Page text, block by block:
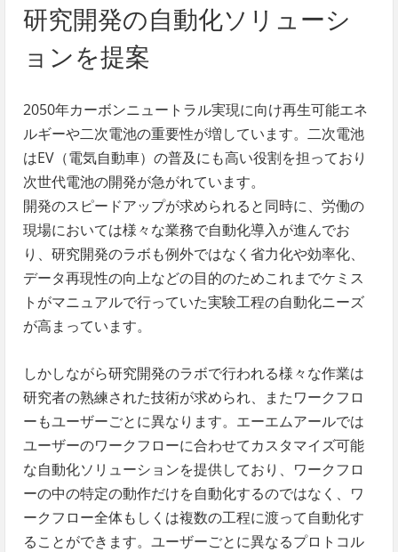
研究開発の自動化ソリューシ
ョンを提案
2050年カーボンニュートラル実現に向け再生可能エネ
ルギーや二次電池の重要性が増しています。二次電池
はEV（電気自動車）の普及にも高い役割を担っており
次世代電池の開発が急がれています。
開発のスピードアップが求められると同時に、労働の
現場においては様々な業務で自動化導入が進んでお
り、研究開発のラボも例外ではなく省力化や効率化、
データ再現性の向上などの目的のためこれまでケミス
トがマニュアルで行っていた実験工程の自動化ニーズ
が高まっています。
しかしながら研究開発のラボで行われる様々な作業は
研究者の熟練された技術が求められ、またワークフロ
ーもユーザーごとに異なります。エーエムアールでは
ユーザーのワークフローに合わせてカスタマイズ可能
な自動化ソリューションを提供しており、ワークフロ
ーの中の特定の動作だけを自動化するのではなく、ワ
ークフロー全体もしくは複数の工程に渡って自動化す
ることができます。ユーザーごとに異なるプロトコル